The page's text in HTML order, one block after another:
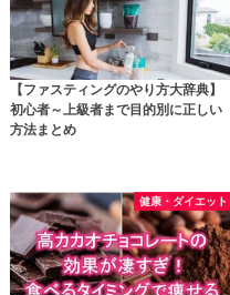
【ファスティングのやり方大辞典】
初心者～上級者まで目的別に正しい
方法まとめ
健康・ダイエット